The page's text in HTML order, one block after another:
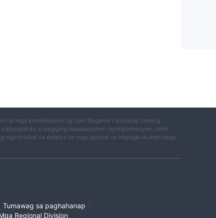
at mga kontribusyon ng user. Bagama't sinisikap naming
o pagiging napapanahon ng impormasyon, dahil
mga kritikal na detalye sa mga opisyal na mapagkukunan bago
Tumawag sa paghahanap
Regional Division